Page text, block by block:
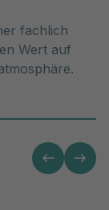
fachlich
Wert auf